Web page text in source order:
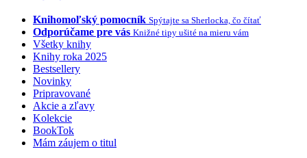
Knihomoľský pomocník Spýtajte sa Sherlocka, čo čítať
Odporúčame pre vás Knižné tipy ušité na mieru vám
Všetky knihy
Knihy roka 2025
Bestsellery
Novinky
Pripravované
Akcie a zľavy
Kolekcie
BookTok
Mám záujem o titul